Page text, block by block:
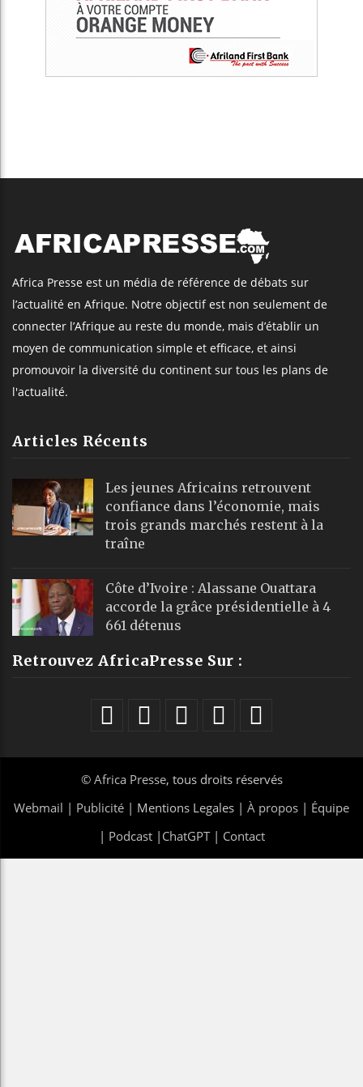
Africa Presse est un média de référence de débats sur
l’actualité en Afrique. Notre objectif est non seulement de
connecter l’Afrique au reste du monde, mais d’établir un
moyen de communication simple et efficace, et ainsi
promouvoir la diversité du continent sur tous les plans de
l'actualité.
Articles Récents
Les jeunes Africains retrouvent
confiance dans l’économie, mais
trois grands marchés restent à la
traîne
Côte d’Ivoire : Alassane Ouattara
accorde la grâce présidentielle à 4
661 détenus
Retrouvez AfricaPresse Sur :
© Africa Presse, tous droits réservés
Webmail | Publicité | Mentions Legales | À propos | Équipe
| Podcast| ChatGPT| Contact